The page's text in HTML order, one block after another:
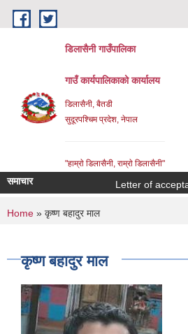
Skip to main content
डिलासैनी गाउँपालिका
गाउँ कार्यपालिकाको कार्यालय
डिलासैनी, बैतडी
सुदूरपश्चिम प्रदेश, नेपाल
"हाम्राे डिलासैनी, राम्राे डिलासैनी"
समाचार Letter of acceptance
You are here
Home » कृष्ण बहादुर माल
कृष्ण बहादुर माल